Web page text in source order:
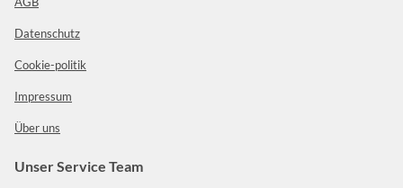
Datenschutz
Cookie-politik
Impressum
Über uns
Unser Service Team